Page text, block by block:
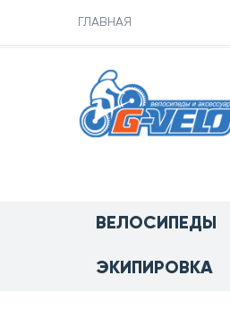
ГЛАВНАЯ
ВЕЛОСИПЕДЫ
ЭКИПИРОВКА